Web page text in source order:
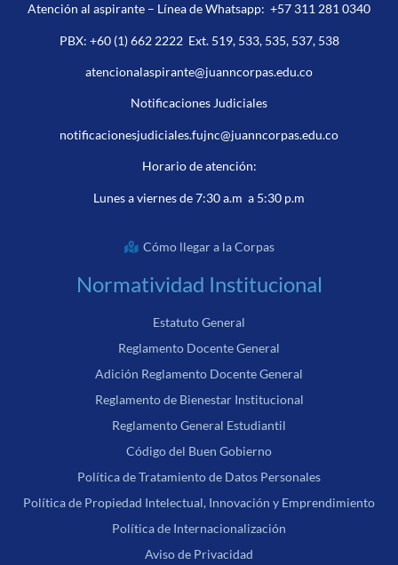
Atención al aspirante – Línea de Whatsapp: +57 311 281 0340
PBX: +60 (1) 662 2222Ext. 519, 533, 535, 537, 538
atencionalaspirante@juanncorpas.edu.co
Notificaciones Judiciales
notificacionesjudiciales.fujnc@juanncorpas.edu.co
Horario de atención:
Lunes a viernes de 7:30 a.m a 5:30 p.m
Cómo llegar a la Corpas
Normatividad Institucional
Estatuto General
Reglamento Docente General
Adición Reglamento Docente General
Reglamento de Bienestar Institucional
Reglamento General Estudiantil
Código del Buen Gobierno
Política de Tratamiento de Datos Personales
Política de Propiedad Intelectual, Innovación y Emprendimiento
Política de Internacionalización
Aviso de Privacidad